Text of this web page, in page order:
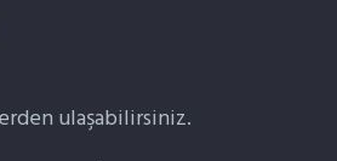
ulaşabilirsiniz.